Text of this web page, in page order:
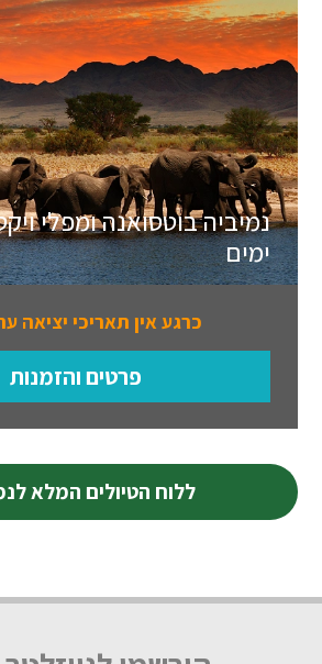
ימים
כרגע אין תאריכי יציאה
פרטים והזמנות
ללוח הטיולים המלא